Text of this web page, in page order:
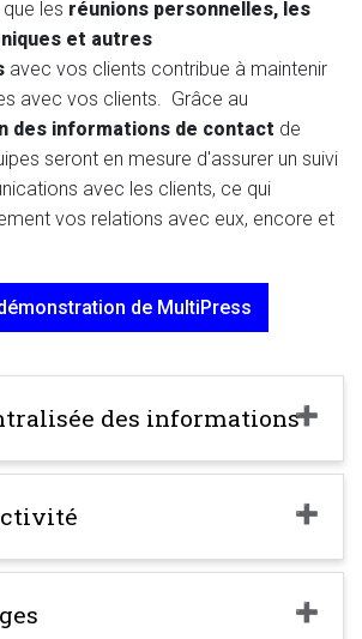
les réunions personnelles, les
et autres
avec vos clients contribue à maintenir
avec vos clients. Grâce au
des informations de contact de
seront en mesure d'assurer un suivi
avec les clients, ce qui
vos relations avec eux, encore et
de MultiPress
des informations